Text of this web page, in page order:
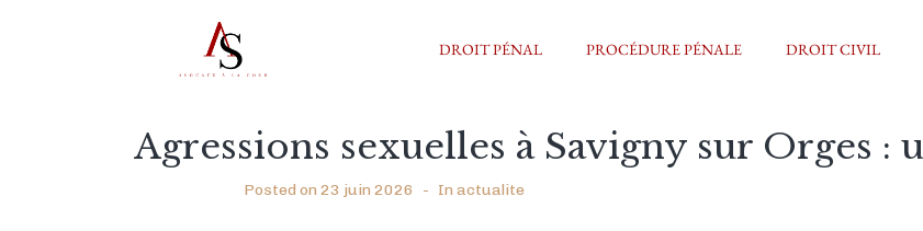
DROIT PÉNAL PROCÉDURE PÉNALE DROIT CIVIL
Agressions sexuelles à Savigny sur Orges
Posted on 23 juin 2026 In actualite